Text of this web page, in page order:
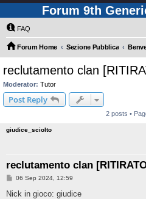
Forum 9th
FAQ
Forum Home Sezione Pubblica
reclutamento clan
Moderator: Tutor
Post Reply
2 posts •
giudice_sciolto
reclutamento clan
P
s
06 Sep 2024, 12:59
Nick in gioco: giudice